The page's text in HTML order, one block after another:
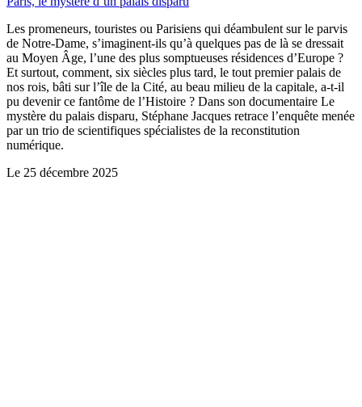
Les promeneurs, touristes ou Parisiens qui déambulent sur le parvis
de Notre-Dame, s’imaginent-ils qu’à quelques pas de là se dressait
au Moyen Âge, l’une des plus somptueuses résidences d’Europe ?
Et surtout, comment, six siècles plus tard, le tout premier palais de
nos rois, bâti sur l’île de la Cité, au beau milieu de la capitale, a-t-il
pu devenir ce fantôme de l’Histoire ? Dans son documentaire Le
mystère du palais disparu, Stéphane Jacques retrace l’enquête menée
par un trio de scientifiques spécialistes de la reconstitution
numérique.
Le 25 décembre 2025